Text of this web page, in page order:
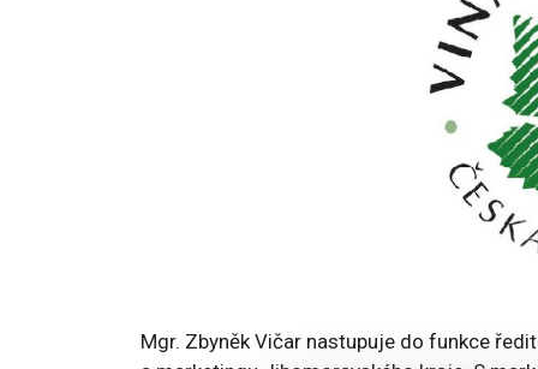
Mgr. Zbyněk Vičar nastupuje do funkce